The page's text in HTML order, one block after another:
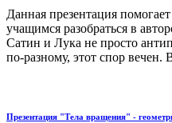
Данная презентация
учащимся разобраться в
Сатин и Лука не просто
по-разному, этот спор вечен.
Презентация "Тела вращения" -